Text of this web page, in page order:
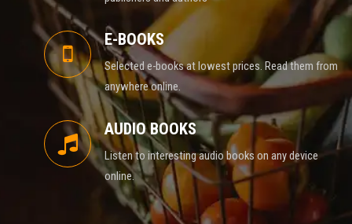
E-BOOKS
Selected e-books at lowest prices. Read them from
anywhere online.
AUDIO BOOKS
Listen to interesting audio books on any device
online.